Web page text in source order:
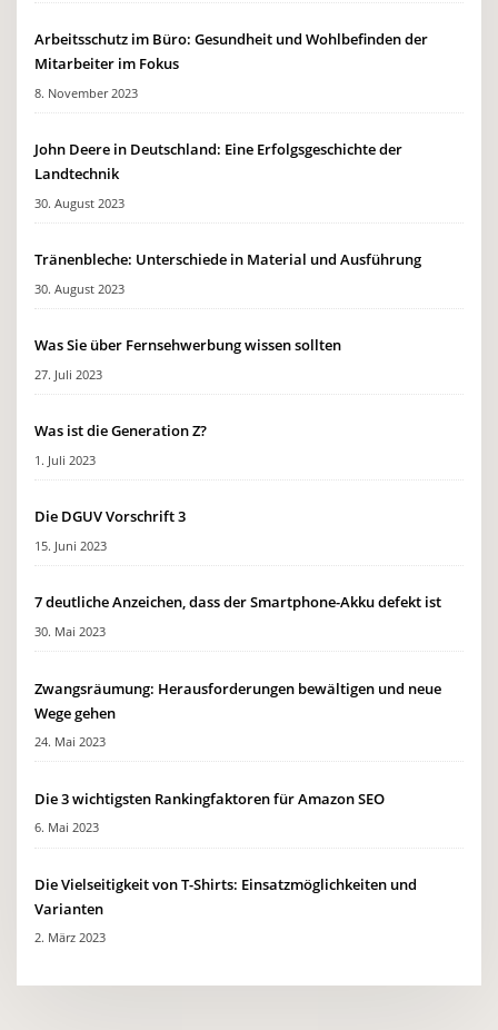
Arbeitsschutz im Büro: Gesundheit und Wohlbefinden der
Mitarbeiter im Fokus
8. November 2023
John Deere in Deutschland: Eine Erfolgsgeschichte der
Landtechnik
30. August 2023
Tränenbleche: Unterschiede in Material und Ausführung
30. August 2023
Was Sie über Fernsehwerbung wissen sollten
27. Juli 2023
Was ist die Generation Z?
1. Juli 2023
Die DGUV Vorschrift 3
15. Juni 2023
7 deutliche Anzeichen, dass der Smartphone-Akku defekt ist
30. Mai 2023
Zwangsräumung: Herausforderungen bewältigen und neue
Wege gehen
24. Mai 2023
Die 3 wichtigsten Rankingfaktoren für Amazon SEO
6. Mai 2023
Die Vielseitigkeit von T-Shirts: Einsatzmöglichkeiten und
Varianten
2. März 2023